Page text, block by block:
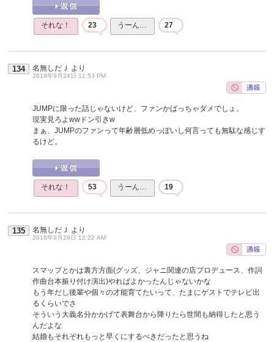
それな！ 23 うーん… 27
134 名無しだＪ より
2016年9月24日 11:53 PM
JUMPに限った話じゃないけど、ファンかばっちゃダメでしょ。
現実見ろよwwドン引きw
まぁ、JUMPのファンって年齢層低めっぽいし何言っても無駄な感じす
るけど。
それな！ 53 うーん… 19
135 名無しだＪ より
2016年9月29日 12:22 AM
スマップとかは裏方方面(グッズ、ジャニ関連の店プロデュース、作詞
作曲台本振り付け演出)やればよかったんじゃないかな
もう年だし後輩や個々の才能育てたいって、たまにゲストでテレビ出
るくらいでさ
そういう大義名分かかげて表舞台から降りたら世間も納得したと思う
んだよな
結婚もそれぞれもっと早くにするべきだったと思うね